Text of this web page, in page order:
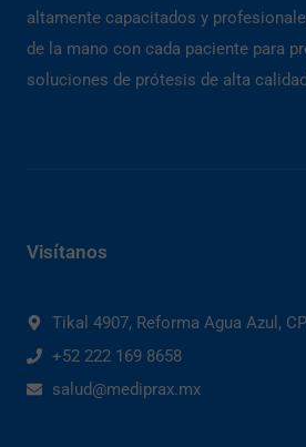
altamente capacitados y
de la mano con cada paciente para
soluciones de prótesis de alta
Visítanos
Tikal 4907, Reforma Agua Azul,
+52 222 169 8658
salud@mediprax.mx